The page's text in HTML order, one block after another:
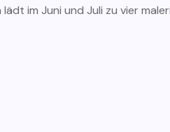
im Juni und Juli zu vier